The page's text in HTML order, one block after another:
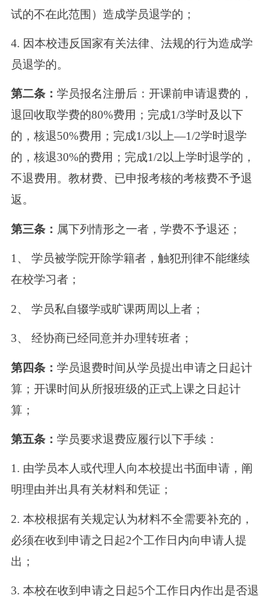
试的不在此范围）造成学员退学的；
4. 因本校违反国家有关法律、法规的行为造成学
员退学的。
第二条： 学员报名注册后：开课前申请退费的，
退回收取学费的80%费用；完成1/3学时及以下
的，核退50%费用；完成1/3以上—1/2学时退学
的，核退30%的费用；完成1/2以上学时退学的，
不退费用。教材费、已申报考核的考核费不予退
返。
第三条： 属下列情形之一者，学费不予退还；
1、 学员被学院开除学籍者，触犯刑律不能继续
在校学习者；
2、 学员私自辍学或旷课两周以上者；
3、 经协商已经同意并办理转班者；
第四条： 学员退费时间从学员提出申请之日起计
算；开课时间从所报班级的正式上课之日起计
算；
第五条： 学员要求退费应履行以下手续：
1. 由学员本人或代理人向本校提出书面申请，阐
明理由并出具有关材料和凭证；
2. 本校根据有关规定认为材料不全需要补充的，
必须在收到申请之日起2个工作日内向申请人提
出；
3. 本校在收到申请之日起5个工作日内作出是否退